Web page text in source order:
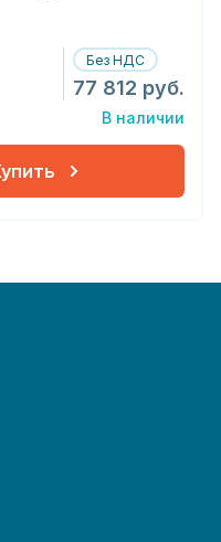
Без НДС
77 812 руб.
В наличии